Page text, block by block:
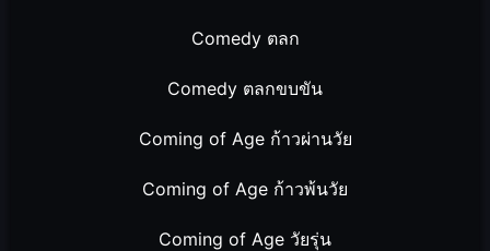
Comedy ตลก
Comedy ตลกขบขัน
Coming of Age ก้าวผ่านวัย
Coming of Age ก้าวพ้นวัย
Coming of Age วัยรุ่น